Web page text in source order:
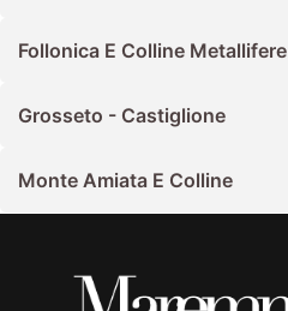
Follonica E Colline Metallifere
Grosseto - Castiglione
Monte Amiata E Colline